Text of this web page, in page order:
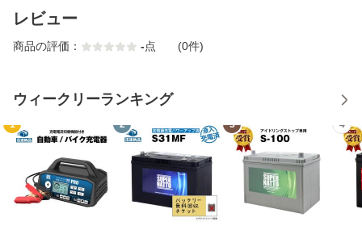
レビュー
商品の評価： -点 (0件)
ウィークリーランキング
1 2 3 4